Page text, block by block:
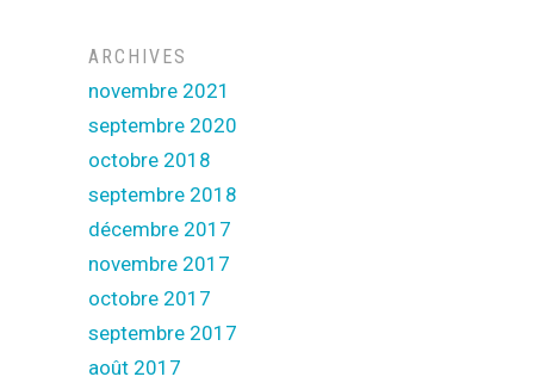
ARCHIVES
novembre 2021
septembre 2020
octobre 2018
septembre 2018
décembre 2017
novembre 2017
octobre 2017
septembre 2017
août 2017